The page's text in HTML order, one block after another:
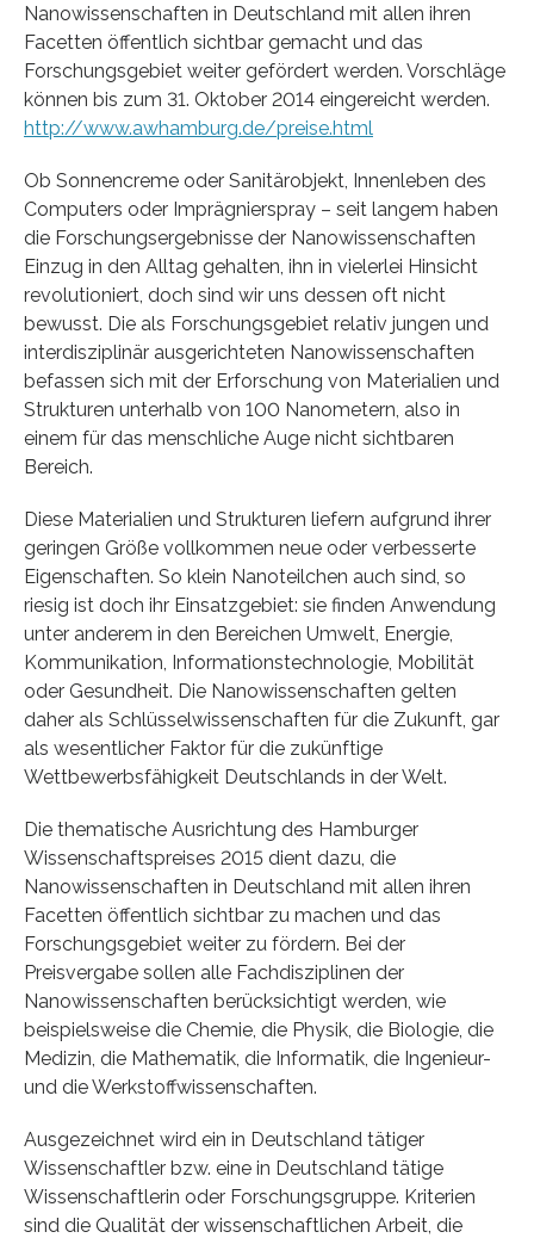
Nanowissenschaften in Deutschland mit allen ihren
Facetten öffentlich sichtbar gemacht und das
Forschungsgebiet weiter gefördert werden. Vorschläge
können bis zum 31. Oktober 2014 eingereicht werden.
http://www.awhamburg.de/preise.html
Ob Sonnencreme oder Sanitärobjekt, Innenleben des
Computers oder Imprägnierspray – seit langem haben
die Forschungsergebnisse der Nanowissenschaften
Einzug in den Alltag gehalten, ihn in vielerlei Hinsicht
revolutioniert, doch sind wir uns dessen oft nicht
bewusst. Die als Forschungsgebiet relativ jungen und
interdisziplinär ausgerichteten Nanowissenschaften
befassen sich mit der Erforschung von Materialien und
Strukturen unterhalb von 100 Nanometern, also in
einem für das menschliche Auge nicht sichtbaren
Bereich.
Diese Materialien und Strukturen liefern aufgrund ihrer
geringen Größe vollkommen neue oder verbesserte
Eigenschaften. So klein Nanoteilchen auch sind, so
riesig ist doch ihr Einsatzgebiet: sie finden Anwendung
unter anderem in den Bereichen Umwelt, Energie,
Kommunikation, Informationstechnologie, Mobilität
oder Gesundheit. Die Nanowissenschaften gelten
daher als Schlüsselwissenschaften für die Zukunft, gar
als wesentlicher Faktor für die zukünftige
Wettbewerbsfähigkeit Deutschlands in der Welt.
Die thematische Ausrichtung des Hamburger
Wissenschaftspreises 2015 dient dazu, die
Nanowissenschaften in Deutschland mit allen ihren
Facetten öffentlich sichtbar zu machen und das
Forschungsgebiet weiter zu fördern. Bei der
Preisvergabe sollen alle Fachdisziplinen der
Nanowissenschaften berücksichtigt werden, wie
beispielsweise die Chemie, die Physik, die Biologie, die
Medizin, die Mathematik, die Informatik, die Ingenieur-
und die Werkstoffwissenschaften.
Ausgezeichnet wird ein in Deutschland tätiger
Wissenschaftler bzw. eine in Deutschland tätige
Wissenschaftlerin oder Forschungsgruppe. Kriterien
sind die Qualität der wissenschaftlichen Arbeit, die